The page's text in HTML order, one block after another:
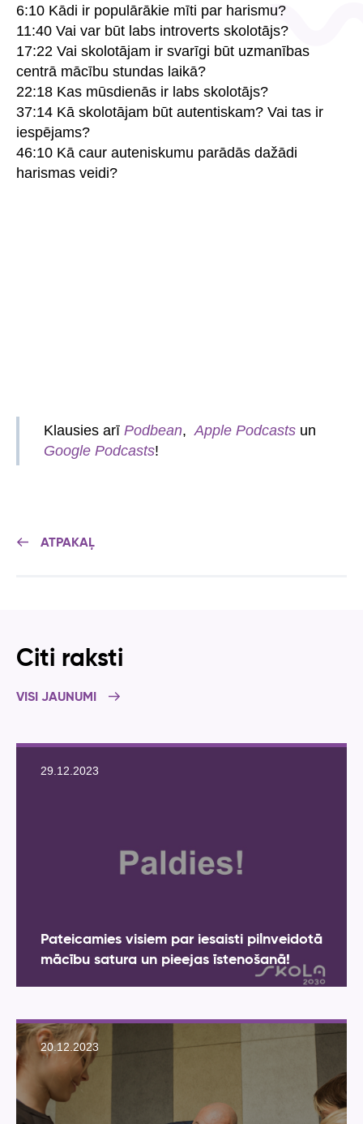
6:10 Kādi ir populārākie mīti par harismu?
11:40 Vai var būt labs introverts skolotājs?
17:22 Vai skolotājam ir svarīgi būt uzmanības
centrā mācību stundas laikā?
22:18 Kas mūsdienās ir labs skolotājs?
37:14 Kā skolotājam būt autentiskam? Vai tas ir
iespējams?
46:10 Kā caur auteniskumu parādās dažādi
harismas veidi?
Klausies arī Podbean, Apple Podcasts un
Google Podcasts!
ATPAKAĻ
Citi raksti
VISI JAUNUMI
29.12.2023
Pateicamies visiem par iesaisti pilnveidotā
mācību satura un pieejas īstenošanā!
20.12.2023